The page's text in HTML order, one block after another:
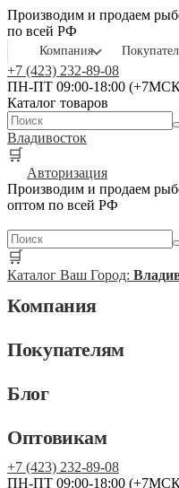
Производим и продаем
по всей РФ
Компания
+7 (423) 232-89-08
ПН-ПТ 09:00-18:00
Каталог товаров
Владивосток
🛒
Авторизация
Производим и продаем
оптом по всей РФ
🛒
Каталог Ваш Город:
Компания
Покупателям
Блог
Оптовикам
+7 (423) 232-89-08
ПН-ПТ 09:00-18:00